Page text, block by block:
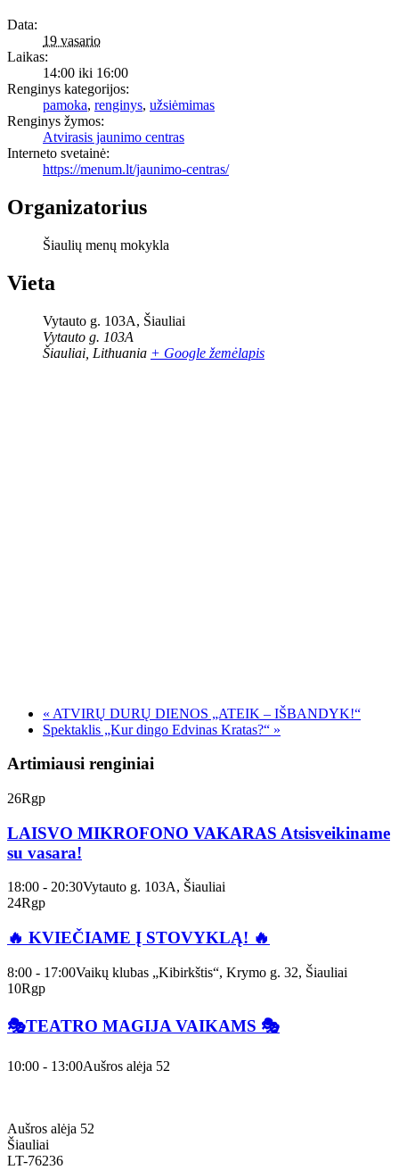
Data:
19 vasario
Laikas:
14:00 iki 16:00
Renginys kategorijos:
pamoka, renginys, užsiėmimas
Renginys žymos:
Atvirasis jaunimo centras
Interneto svetainė:
https://menum.lt/jaunimo-centras/
Organizatorius
Šiaulių menų mokykla
Vieta
Vytauto g. 103A, Šiauliai
Vytauto g. 103A
Šiauliai Lithuania + Google žemėlapis
« ATVIRŲ DURŲ DIENOS „ATEIK – IŠBANDYK!“
Spektaklis „Kur dingo Edvinas Kratas?“ »
Artimiausi renginiai
26Rgp
LAISVO MIKROFONO VAKARAS Atsisveikiname
su vasara!
18:00 - 20:30Vytauto g. 103A, Šiauliai
24Rgp
🔥 KVIEČIAME Į STOVYKLĄ! 🔥
8:00 - 17:00Vaikų klubas „Kibirkštis“, Krymo g. 32, Šiauliai
10Rgp
🎭TEATRO MAGIJA VAIKAMS 🎭
10:00 - 13:00Aušros alėja 52
Aušros alėja 52
Šiauliai
LT-76236